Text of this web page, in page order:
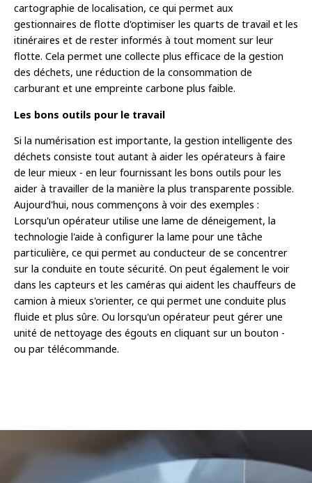
cartographie de localisation, ce qui permet aux
gestionnaires de flotte d'optimiser les quarts de travail et les
itinéraires et de rester informés à tout moment sur leur
flotte. Cela permet une collecte plus efficace de la gestion
des déchets, une réduction de la consommation de
carburant et une empreinte carbone plus faible.
Les bons outils pour le travail
Si la numérisation est importante, la gestion intelligente des
déchets consiste tout autant à aider les opérateurs à faire
de leur mieux - en leur fournissant les bons outils pour les
aider à travailler de la manière la plus transparente possible.
Aujourd'hui, nous commençons à voir des exemples :
Lorsqu'un opérateur utilise une lame de déneigement, la
technologie l'aide à configurer la lame pour une tâche
particulière, ce qui permet au conducteur de se concentrer
sur la conduite en toute sécurité. On peut également le voir
dans les capteurs et les caméras qui aident les chauffeurs de
camion à mieux s'orienter, ce qui permet une conduite plus
fluide et plus sûre. Ou lorsqu'un opérateur peut gérer une
unité de nettoyage des égouts en cliquant sur un bouton -
ou par télécommande.